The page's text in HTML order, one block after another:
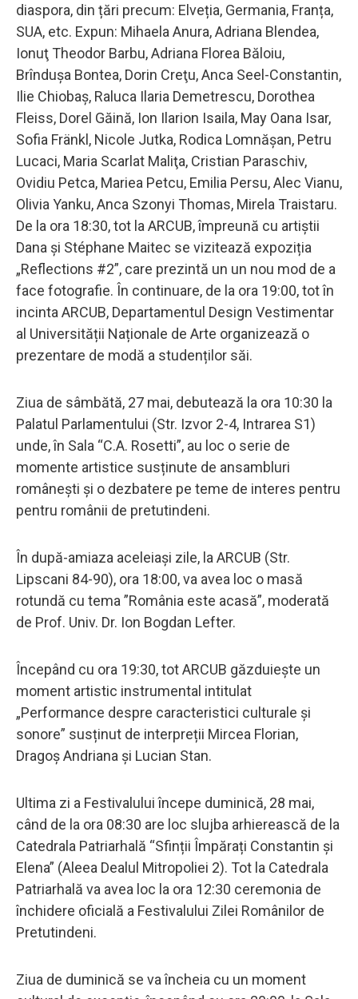
diaspora, din țări precum: Elveția, Germania, Franța,
SUA, etc. Expun: Mihaela Anura, Adriana Blendea,
Ionuţ Theodor Barbu, Adriana Florea Băloiu,
Brînduşa Bontea, Dorin Creţu, Anca Seel-Constantin,
Ilie Chiobaş, Raluca Ilaria Demetrescu, Dorothea
Fleiss, Dorel Găină, Ion Ilarion Isaila, May Oana Isar,
Sofia Fränkl, Nicole Jutka, Rodica Lomnăşan, Petru
Lucaci, Maria Scarlat Maliţa, Cristian Paraschiv,
Ovidiu Petca, Mariea Petcu, Emilia Persu, Alec Vianu,
Olivia Yanku, Anca Szonyi Thomas, Mirela Traistaru.
De la ora 18:30, tot la ARCUB, împreună cu artiștii
Dana și Stéphane Maitec se vizitează expoziția
„Reflections #2”, care prezintă un un nou mod de a
face fotografie. În continuare, de la ora 19:00, tot în
incinta ARCUB, Departamentul Design Vestimentar
al Universității Naționale de Arte organizează o
prezentare de modă a studenților săi.
Ziua de sâmbătă, 27 mai, debutează la ora 10:30 la
Palatul Parlamentului (Str. Izvor 2-4, Intrarea S1)
unde, în Sala “C.A. Rosetti”, au loc o serie de
momente artistice susținute de ansambluri
românești și o dezbatere pe teme de interes pentru
pentru românii de pretutindeni.
În după-amiaza aceleiași zile, la ARCUB (Str.
Lipscani 84-90), ora 18:00, va avea loc o masă
rotundă cu tema ”România este acasă”, moderată
de Prof. Univ. Dr. Ion Bogdan Lefter.
Începând cu ora 19:30, tot ARCUB găzduiește un
moment artistic instrumental intitulat
„Performance despre caracteristici culturale și
sonore” susținut de interpreții Mircea Florian,
Dragoș Andriana și Lucian Stan.
Ultima zi a Festivalului începe duminică, 28 mai,
când de la ora 08:30 are loc slujba arhierească de la
Catedrala Patriarhală “Sfinții Împărați Constantin și
Elena” (Aleea Dealul Mitropoliei 2). Tot la Catedrala
Patriarhală va avea loc la ora 12:30 ceremonia de
închidere oficială a Festivalului Zilei Românilor de
Pretutindeni.
Ziua de duminică se va încheia cu un moment